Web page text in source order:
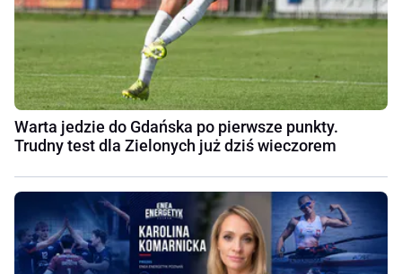
Warta jedzie do Gdańska po pierwsze punkty.
Trudny test dla Zielonych już dziś wieczorem